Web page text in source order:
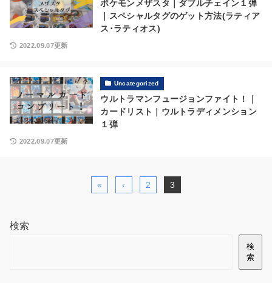
ポケモンメザスタ｜ダブルチェイン１弾
｜スペシャルタグのゲット方法(ラティア
ス･ラティオス)
2022.09.07更新
Uncategorized
ウルトラマンフュージョンファイト！｜
カードリスト｜ウルトラディメンション
１弾
2022.09.07更新
« ‹ 2 3
検索
検
索